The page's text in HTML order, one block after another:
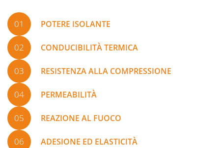
01 POTERE ISOLANTE
02 CONDUCIBILITÀ TERMICA
03 RESISTENZA ALLA COMPRESSIONE
04 PERMEABILITÀ
05 REAZIONE AL FUOCO
06 ADESIONE ED ELASTICITÀ